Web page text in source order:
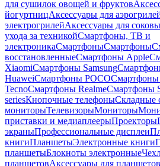
для сушилок овощей и фруктов
йогуртницАксессуары для
электрогрилейАксессуары для
ухода за техникойСмартфоны, ТВ и
электроникаСмартфоныСмартфоны
восстановленныеСмартфоны Apple
XiaomiСмартфоны Samsung
HuaweiСмартфоны POCO
TecnoСмартфоны RealmeСмартфоны
seriesКнопочные телефоныСкладные
мониторыТелевизорыМониторы
приставки и медиаплеерыПроекторы
экраныПрофессиональные дисплеи
книгиПланшетыЭлектронные книги
планшетыБлокноты электронные
планшетовАксессуары для